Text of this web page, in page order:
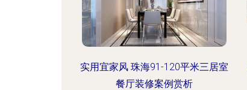
实用宜家风 珠海91-120平米三居室
餐厅装修案例赏析